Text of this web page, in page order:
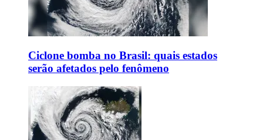
Ciclone bomba no Brasil: quais estados
serão afetados pelo fenômeno